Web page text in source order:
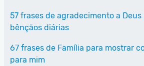
57 frases de agradecimento a
bênçãos diárias
67 frases de Família para mostrar
para mim